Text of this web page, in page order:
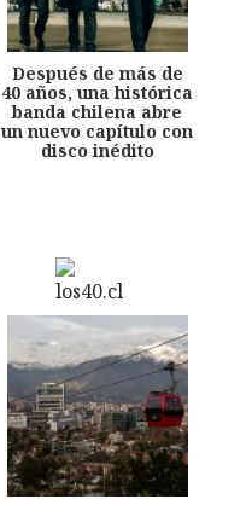
Después de más de
40 años, una histórica
banda chilena abre
un nuevo capítulo con
disco inédito